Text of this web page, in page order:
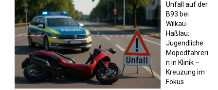
Unfall auf der
B93 bei
Wilkau-
Haßlau:
Jugendliche
Mopedfahreri
n in Klinik –
Kreuzung im
Fokus